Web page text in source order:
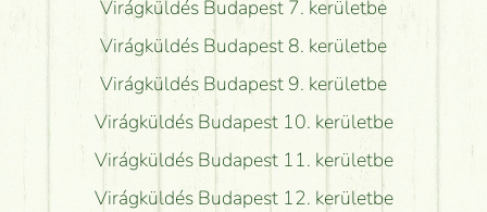
Virágküldés Budapest 7. kerületbe
Virágküldés Budapest 8. kerületbe
Virágküldés Budapest 9. kerületbe
Virágküldés Budapest 10. kerületbe
Virágküldés Budapest 11. kerületbe
Virágküldés Budapest 12. kerületbe